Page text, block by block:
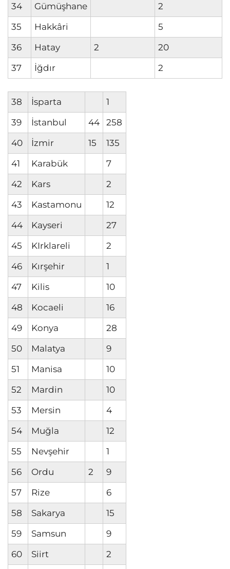
34
Gümüşhane
2
35
Hakkâri
5
36
Hatay 2
20
37
İğdır 2
38 İsparta
1
39
İstanbul 44
258
40
İzmir 15
135
41
Karabük
7
42
Kars
2
43
Kastamonu
12
44
Kayseri
27
45
KIrklareli
2
46
Kırşehir
1
47
Kilis
10
48
Kocaeli
16
49
Konya
28
50
Malatya
9
51
Manisa
10
52
Mardin
10
53
Mersin
4
54
Muğla
12
55
Nevşehir
1
56
Ordu 2
9
57
Rize
6
58
Sakarya
15
59
Samsun
9
60
Siirt
2